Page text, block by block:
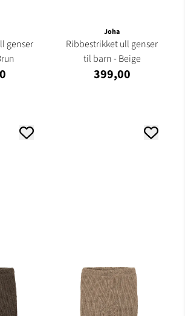
genser
Joha
Ribbestrikket ull genser
til barn - Beige
399,00